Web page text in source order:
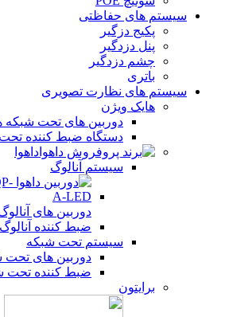
سیستم های حفاظتی
پکیج دزگیر
پنل دزدگیر
چشم دزدگیر
باتری
سیستم های نظارت تصویری
هایک ویژن
دوربین های تحت شبکه
دستگاه ضبط کننده
داهوا
سیستم آنالوگ
دوربین های
ضبط کننده آنالوگ
سیستم تحت شبکه
دوربین های تحت
ضبط کننده تحت
برایتون